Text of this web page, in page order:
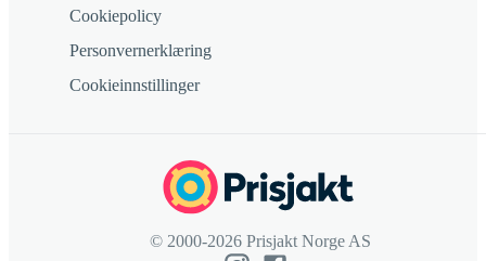
Cookiepolicy
Personvernerklæring
Cookieinnstillinger
© 2000-2026 Prisjakt Norge AS